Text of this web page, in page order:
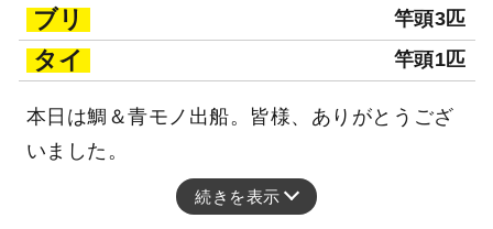
ブリ 竿頭3匹
タイ 竿頭1匹
本日は鯛＆青モノ出船。皆様、ありがとうござ
いました。
続きを表示